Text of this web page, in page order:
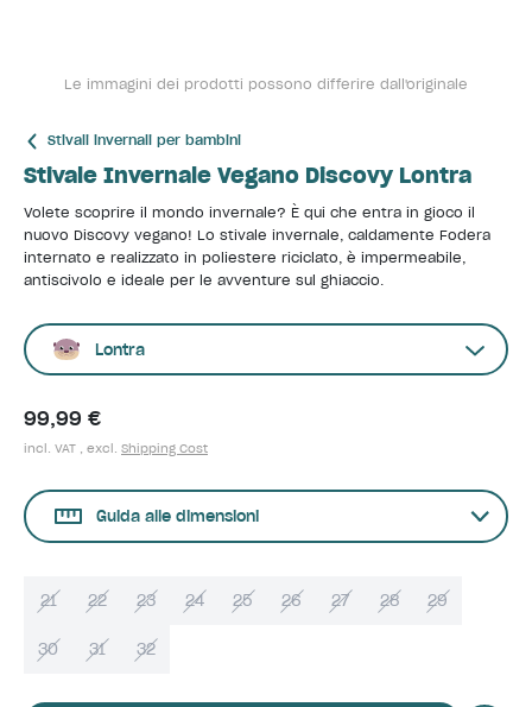
Le immagini dei prodotti possono differire dall'originale
Stivali invernali per bambini
Stivale Invernale Vegano Discovy Lontra
Volete scoprire il mondo invernale? È qui che entra in gioco il
nuovo Discovy vegano! Lo stivale invernale, caldamente Fodera
internato e realizzato in poliestere riciclato, è impermeabile,
antiscivolo e ideale per le avventure sul ghiaccio.
Lontra
99,99 €
incl. VAT , excl. Shipping Cost
Guida alle dimensioni
21 22 23 24 25 26 27 28 29
30 31 32